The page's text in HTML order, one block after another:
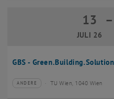
GBS -
13
JULI 26
–
Veranstaltungstyp:
ANDERE
Veranstaltungsort:TU Wien, 1040 Wien